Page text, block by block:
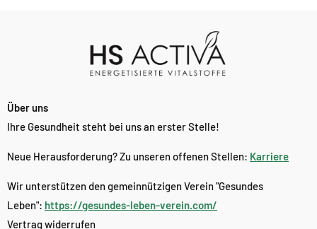
Über uns
Ihre Gesundheit steht bei uns an erster Stelle!
Neue Herausforderung? Zu unseren offenen Stellen: Karriere
Wir unterstützen den gemeinnützigen Verein "Gesundes
Leben": https://gesundes-leben-verein.com/
Vertrag widerrufen